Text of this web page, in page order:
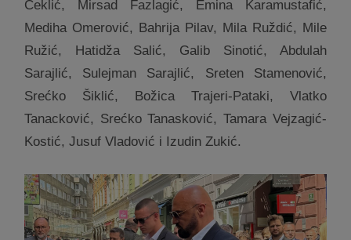
Čeklić, Mirsad Fazlagić, Emina Karamustafić,
Mediha Omerović, Bahrija Pilav, Mila Ruždić, Mile
Ružić, Hatidža Salić, Galib Sinotić, Abdulah
Sarajlić, Sulejman Sarajlić, Sreten Stamenović,
Srećko Šiklić, Božica Trajeri-Pataki, Vlatko
Tanacković, Srećko Tanasković, Tamara Vejzagić-
Kostić, Jusuf Vladović i Izudin Zukić.